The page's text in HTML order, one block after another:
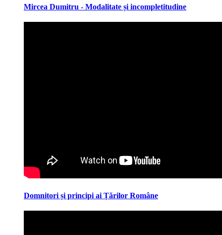
Mircea Dumitru - Modalitate și incompletitudine
Domnitori și principi ai Țărilor Române